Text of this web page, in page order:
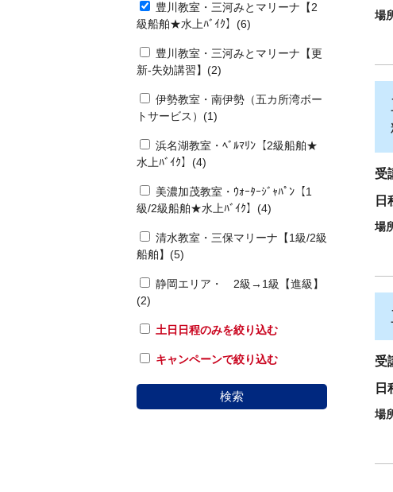
豊川教室・三河みとマリーナ【2
級船舶★水上ﾊﾞｲｸ】(6)
豊川教室・三河みとマリーナ【更
新-失効講習】(2)
伊勢教室・南伊勢（五カ所湾ボー
トサービス）(1)
浜名湖教室・ﾍﾞﾙﾏﾘﾝ【2級船舶★
水上ﾊﾞｲｸ】(4)
美濃加茂教室・ｳｫｰﾀｰｼﾞｬﾊﾟﾝ【1
級/2級船舶★水上ﾊﾞｲｸ】(4)
清水教室・三保マリーナ【1級/2級
船舶】(5)
静岡エリア・ 2級→1級【進級】
(2)
土日日程のみを絞り込む
キャンペーンで絞り込む
検索
場
受
日
場
受
日
場